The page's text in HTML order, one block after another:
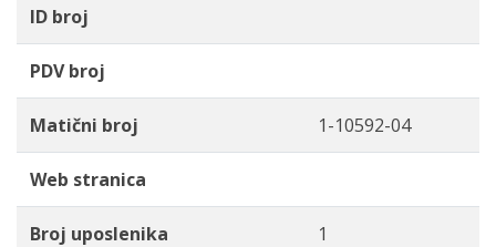
ID broj
PDV broj
Matični broj 1-10592-04
Web stranica
Broj uposlenika 1